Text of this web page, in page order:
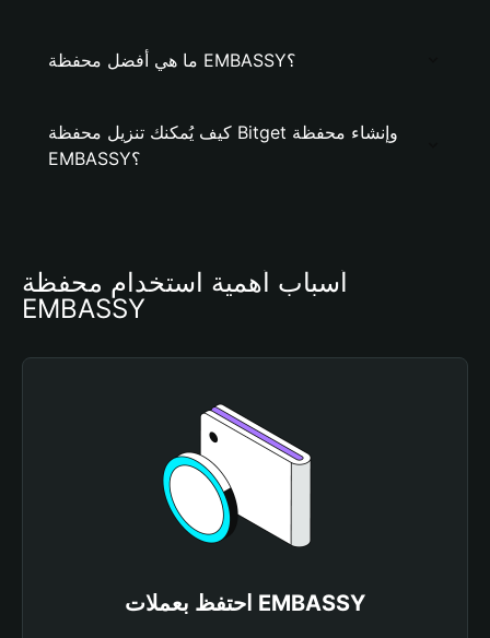
ما هي أفضل محفظة EMBASSY؟
كيف يُمكنك تنزيل محفظة Bitget وإنشاء محفظة
EMBASSY؟
أسباب أهمية استخدام محفظة
EMBASSY
احتفظ بعملات EMBASSY